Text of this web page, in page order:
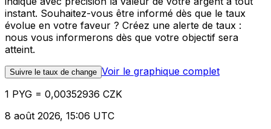
instant. Souhaitez-vous être informé dès que le taux
évolue en votre faveur ? Créez une alerte de taux :
nous vous informerons dès que votre objectif sera
atteint.
Suivre le taux de change Voir le graphique complet
1 PYG = 0,00352936 CZK
8 août 2026, 15:06 UTC